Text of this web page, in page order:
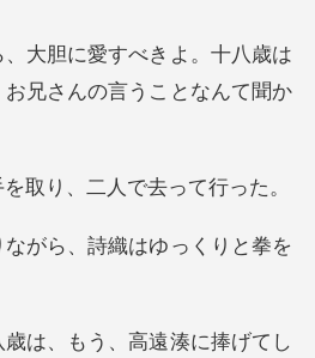
よ。十八歳は
お兄
取り、二人
ながら、詩織はゆっく
歳は、もう、高遠